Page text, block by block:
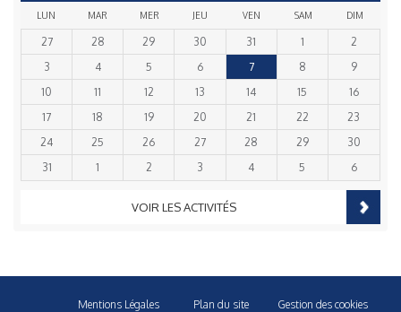
LUN MAR MER JEU VEN SAM DIM
27 28 29 30 31 1
2
3
4 5 6 7 8
9
10
11 12 13 14 15
16
17
18 19 20 21 22
23
24
25 26 27 28 29
30
31
1 2 3 4 5 6
VOIR LES ACTIVITÉS
Mentions Légales Plan du site Gestion des cookies